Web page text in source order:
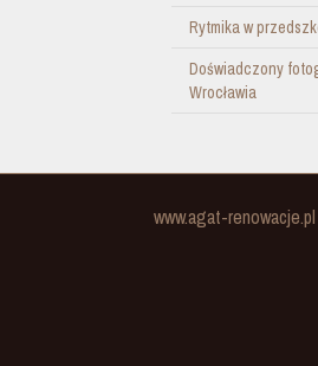
Rytmika w
Doświadczony
Wrocławia
www.agat-renowacje.pl